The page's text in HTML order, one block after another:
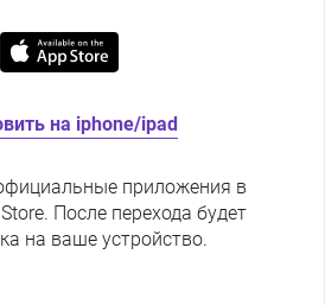
на iphone/ipad
приложения в
После перехода будет
на ваше устройство.